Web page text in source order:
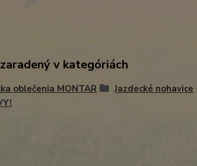
v kategóriách
oblečenia MONTAR
Jazdecké nohavice